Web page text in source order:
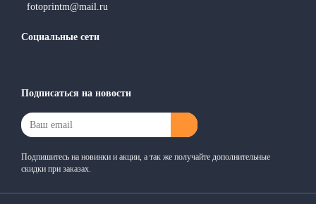
fotoprintm@mail.ru
Социальные сети
Подписаться на новости
Подпишитесь на новинки и акции, а так же получайте дополнительные
скидки при заказах.